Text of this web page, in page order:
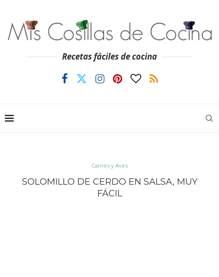
Recetas fáciles de cocina
Carnes y Aves
SOLOMILLO DE CERDO EN SALSA, MUY
FÁCIL